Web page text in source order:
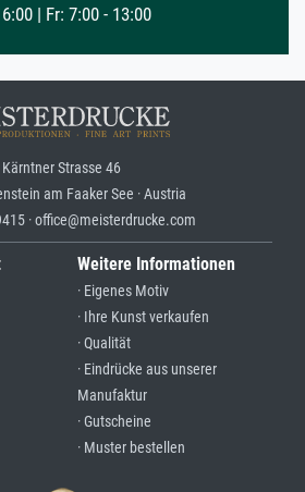
| Fr: 7:00 - 13:00
Kärntner Strasse 46
am Faaker See · Austria
· office@meisterdrucke.com
Weitere Informationen
· Eigenes Motiv
· Ihre Kunst verkaufen
· Qualität
· Eindrücke aus unserer
Manufaktur
· Gutscheine
· Muster bestellen